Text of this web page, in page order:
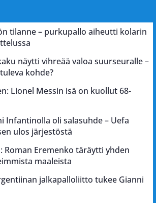
tilanne – purkupallo aiheutti kolarin
näytti vihreää valoa suurseuralle –
kohde?
Lionel Messin isä on kuollut 68-
Infantinolla oli salasuhde – Uefa
ulos järjestöstä
Roman Eremenko täräytti yhden
maaleista
jalkapalloliitto tukee Gianni